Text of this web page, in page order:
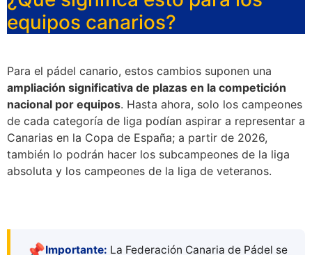
equipos canarios?
Para el pádel canario, estos cambios suponen una
ampliación significativa de plazas en la competición
nacional por equipos. Hasta ahora, solo los campeones
de cada categoría de liga podían aspirar a representar a
Canarias en la Copa de España; a partir de 2026,
también lo podrán hacer los subcampeones de la liga
absoluta y los campeones de la liga de veteranos.
📌Importante: La Federación Canaria de Pádel se